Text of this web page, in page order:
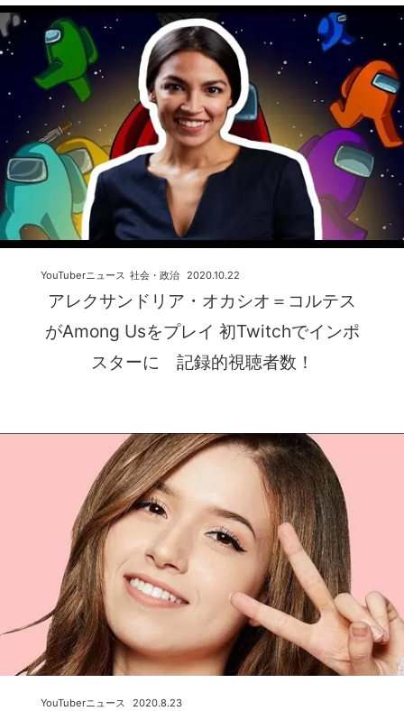
アレクサンドリア・オカシオ＝コルテス
がAmong Usをプレイ 初Twitchでインポ
スターに 記録的視聴者数！
2020.10.22
YouTuberニュース 社会・政治
2020.8.23
YouTuberニュース